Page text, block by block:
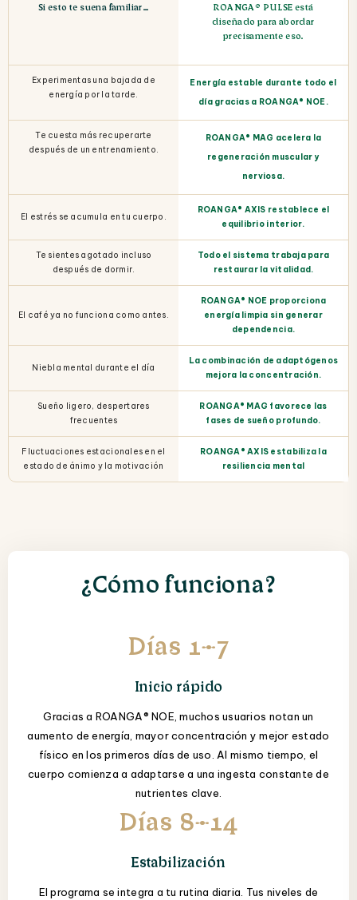
Si esto te suena familiar…
ROANGA® PULSE está
diseñado para abordar
precisamente eso.
Experimentas una bajada de
energía por la tarde.
Energía estable durante todo el
día gracias a ROANGA® NOE.
Te cuesta más recuperarte
después de un entrenamiento.
ROANGA® MAG acelera la
regeneración muscular y
nerviosa.
El estrés se acumula en tu cuerpo.
ROANGA® AXIS restablece el
equilibrio interior.
Te sientes agotado incluso
después de dormir.
Todo el sistema trabaja para
restaurar la vitalidad.
El café ya no funciona como antes.
ROANGA® NOE proporciona
energía limpia sin generar
dependencia.
Niebla mental durante el día
La combinación de adaptógenos
mejora la concentración.
Sueño ligero, despertares
frecuentes
ROANGA® MAG favorece las
fases de sueño profundo.
Fluctuaciones estacionales en el
estado de ánimo y la motivación
ROANGA® AXIS estabiliza la
resiliencia mental
¿Cómo funciona?
Días 1–7
Inicio rápido
Gracias a ROANGA® NOE, muchos usuarios notan un
aumento de energía, mayor concentración y mejor estado
físico en los primeros días de uso. Al mismo tiempo, el
cuerpo comienza a adaptarse a una ingesta constante de
nutrientes clave.
Días 8–14
Estabilización
El programa se integra a tu rutina diaria. Tus niveles de